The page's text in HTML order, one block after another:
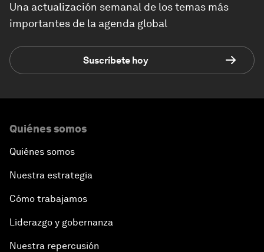
Una actualización semanal de los temas más
importantes de la agenda global
Suscríbete hoy
Quiénes somos
Quiénes somos
Nuestra estrategia
Cómo trabajamos
Liderazgo y gobernanza
Nuestra repercusión